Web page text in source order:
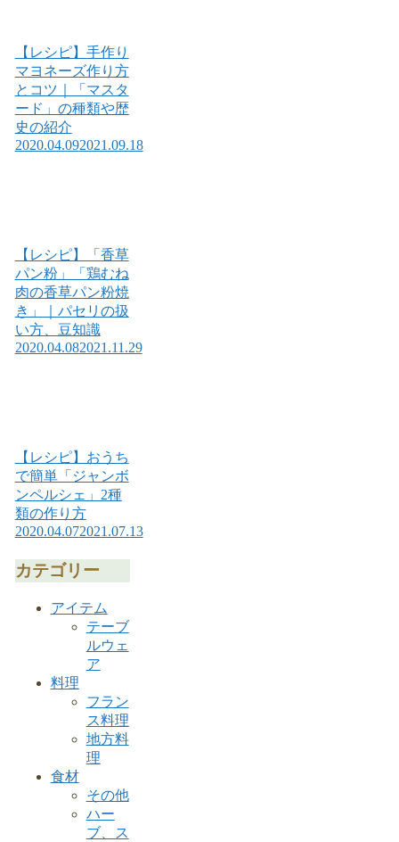
【レシピ】手作り
マヨネーズ作り方
とコツ｜「マスタ
ード」の種類や歴
史の紹介
2020.04.092021.09.18
【レシピ】「香草
パン粉」「鶏むね
肉の香草パン粉焼
き」｜パセリの扱
い方、豆知識
2020.04.082021.11.29
【レシピ】おうち
で簡単「ジャンボ
ンペルシェ」2種
類の作り方
2020.04.072021.07.13
カテゴリー
アイテム
テーブ
ルウェ
ア
料理
フラン
ス料理
地方料
理
食材
その他
ハー
ブ、ス